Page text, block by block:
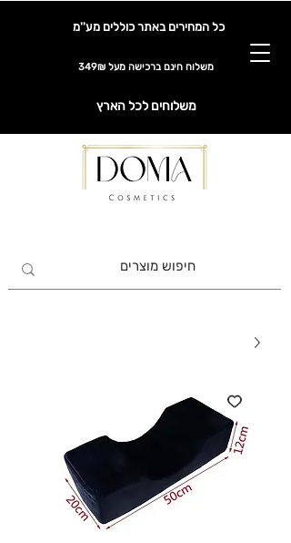
כל המחירים באתר כוללים מע''מ
משלוח חינם ברכישה מעל 349₪
משלוחים לכל הארץ